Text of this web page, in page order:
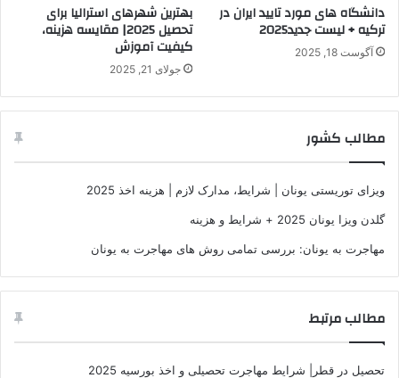
دانشگاه های مورد تایید ایران در
ترکیه + لیست جدید2025
آگوست 18, 2025
بهترین شهرهای استرالیا برای
تحصیل 2025| مقایسه هزینه،
کیفیت آموزش
جولای 21, 2025
مطالب کشور
ویزای توریستی یونان | شرایط، مدارک لازم | هزینه اخذ 2025
گلدن ویزا یونان 2025 + شرایط و هزینه
مهاجرت به یونان: بررسی تمامی روش های مهاجرت به یونان
مطالب مرتبط
تحصیل در قطر| شرایط مهاجرت تحصیلی و اخذ بورسیه 2025